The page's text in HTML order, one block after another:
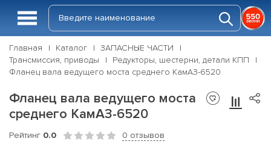
Главная Каталог
ЗАПАСНЫЕ ЧАСТИ
Трансмиссия, приводы
Редукторы, шестерни, детали КПП
Фланец вала ведущего моста среднего КамАЗ-6520
Фланец вала ведущего моста
среднего КамАЗ-6520
Рейтинг 0.0 0 отзывов